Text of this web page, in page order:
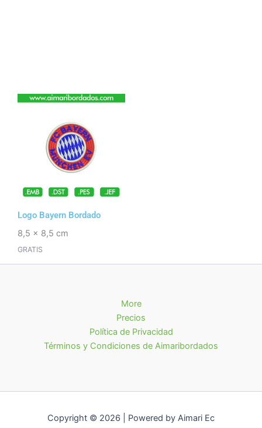
Logo Bayern Bordado
8,5 x 8,5 cm
GRATIS
More
Precios
Política de Privacidad
Términos y Condiciones de Aimaribordados
Copyright © 2026 | Powered by Aimari Ec